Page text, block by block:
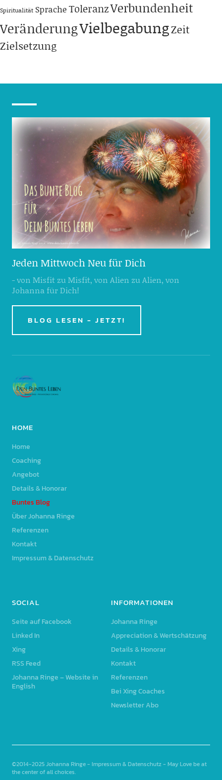
Spiritualität Sprache ToleranzVerbundenheit
VeränderungVielbegabungZeit
Zielsetzung
Jeden Mittwoch Neu für Dich
- von Misfit zu Misfit, von Alien zu Alien, von
Johanna für Dich!
BLOG LESEN - JETZT!
HOME
Home
Coaching
Angebot
Details & Honorar
Buntes Blog
Über Johanna Ringe
Referenzen
Kontakt
Impressum & Datenschutz
SOCIAL
Seite auf Facebook
Linked In
Xing
RSS Feed
Johanna Ringe – Website in
English
INFORMATIONEN
Johanna Ringe
Appreciation & Wertschätzung
Details & Honorar
Kontakt
Referenzen
Bei Xing Coaches
Newsletter Abo
©2014-2025Johanna Ringe- Impressum & Datenschutz- May Love be at
the center of all choices